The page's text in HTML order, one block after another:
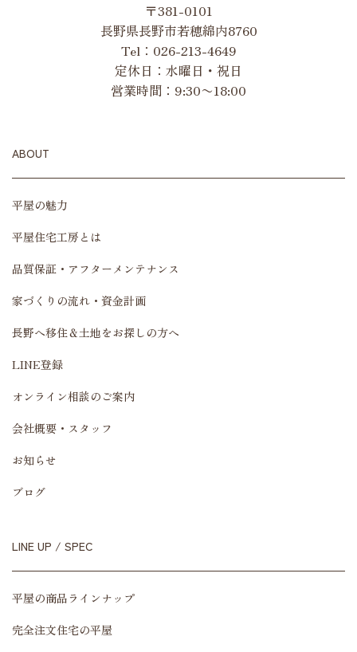
〒381-0101
長野県長野市若穂綿内8760
Tel： 026-213-4649
定休日：水曜日・祝日
営業時間：9:30〜18:00
ABOUT
平屋の魅力
平屋住宅工房とは
品質保証・アフターメンテナンス
家づくりの流れ・資金計画
長野へ移住＆土地をお探しの方へ
LINE登録
オンライン相談のご案内
会社概要・スタッフ
お知らせ
ブログ
LINE UP / SPEC
平屋の商品ラインナップ
完全注文住宅の平屋